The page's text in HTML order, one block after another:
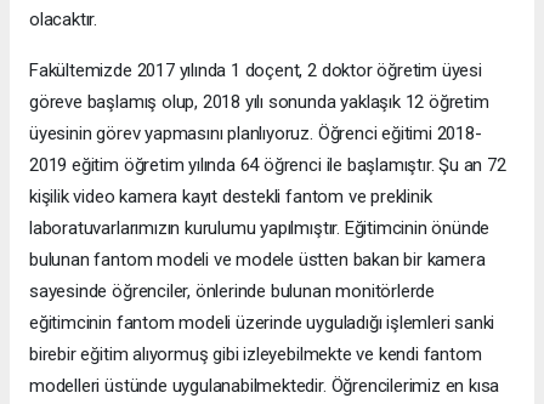
olacaktır.
Fakültemizde 2017 yılında 1 doçent, 2 doktor öğretim üyesi
göreve başlamış olup, 2018 yılı sonunda yaklaşık 12 öğretim
üyesinin görev yapmasını planlıyoruz. Öğrenci eğitimi 2018-
2019 eğitim öğretim yılında 64 öğrenci ile başlamıştır. Şu an 72
kişilik video kamera kayıt destekli fantom ve preklinik
laboratuvarlarımızın kurulumu yapılmıştır. Eğitimcinin önünde
bulunan fantom modeli ve modele üstten bakan bir kamera
sayesinde öğrenciler, önlerinde bulunan monitörlerde
eğitimcinin fantom modeli üzerinde uyguladığı işlemleri sanki
birebir eğitim alıyormuş gibi izleyebilmekte ve kendi fantom
modelleri üstünde uygulanabilmektedir. Öğrencilerimiz en kısa